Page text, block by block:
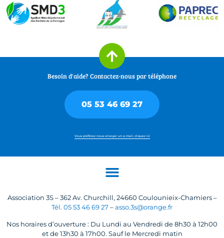
Besoin d'aide? Contactez-nous par téléphone
05 53 46 69 27
Vous préférez nous envoyer un e-mail, cliquez ici
Association 3S – 362 Av. Churchill, 24660 Coulounieix-Chamiers –
Tél. 05 53 46 69 27 – asso.3s@orange.fr
Nos horaires d’ouverture : Du Lundi au Vendredi de 8h30 à 12h00
et de 13h30 à 17h00. Sauf le Mercredi matin